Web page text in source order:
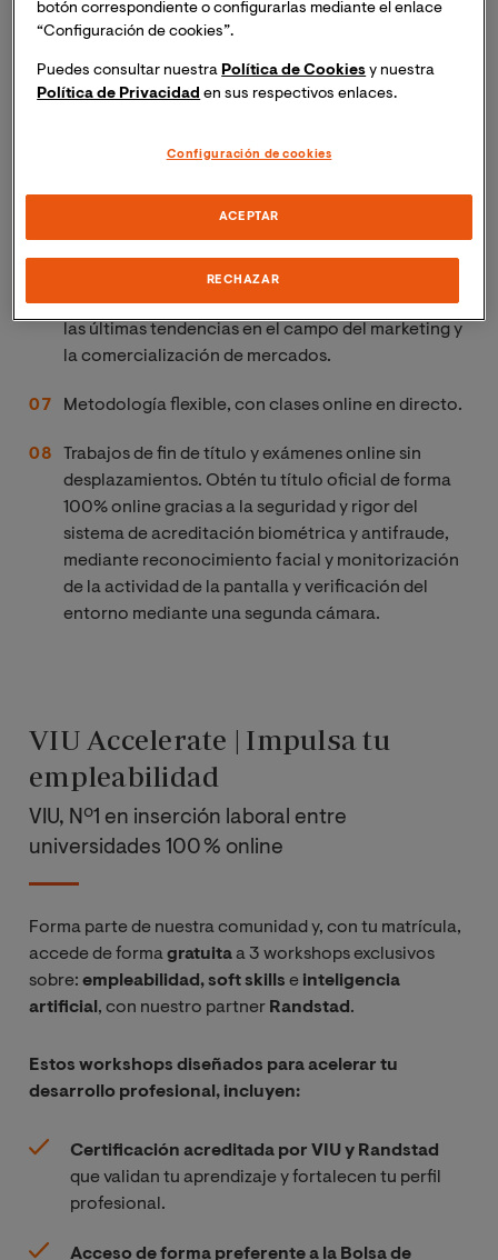
turismo y los eventos deportivos, y otra hacia la
Rigor académico y desarrollo de competencias
deportivo.
Time to market:plan de estudios conectado con
las últimas tendencias en el campo del marketing y
la comercialización de mercados.
Metodología flexible, con clases online en directo.
Trabajos de fin de título y exámenes online sin
desplazamientos. Obtén tu título oficial de forma
100% online gracias a la seguridad y rigor del
sistema de acreditación biométrica y antifraude,
mediante reconocimiento facial y monitorización
de la actividad de la pantalla y verificación del
entorno mediante una segunda cámara.
VIU Accelerate | Impulsa tu
empleabilidad
VIU, Nº1 en inserción laboral entre
universidades 100 % online
Forma parte de nuestra comunidad y, con tu matrícula,
accede de formagratuitaa 3 workshops exclusivos
sobre: empleabilidad, soft skills e inteligencia
artificial , con nuestro partner Randstad .
Estos workshops diseñados para acelerar tu
desarrollo profesional, incluyen:
Certificación acreditada por VIU y Randstad
que validan tu aprendizaje y fortalecen tu perfil
profesional.
Acceso de forma preferente a la Bolsa de
botón correspondiente o configurarlas mediante el enlace
“Configuración de cookies”.
Puedes consultar nuestra Política de Cookies y nuestra
Política de Privacidad en sus respectivos enlaces.
Configuración de cookies
RECHAZAR
ACEPTAR